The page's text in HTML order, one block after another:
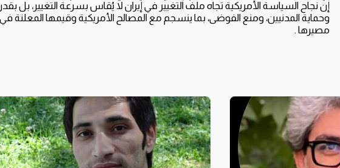
إن نجاح السياسة الأمريكية تجاه ملف التغيير في إيران لا يُقاس بسرعة التغيير، بل
وحماية المدنيين، ومنع الفوضى، بما ينسجم مع المصالح الأمريكية وقيمها
مصيرها .